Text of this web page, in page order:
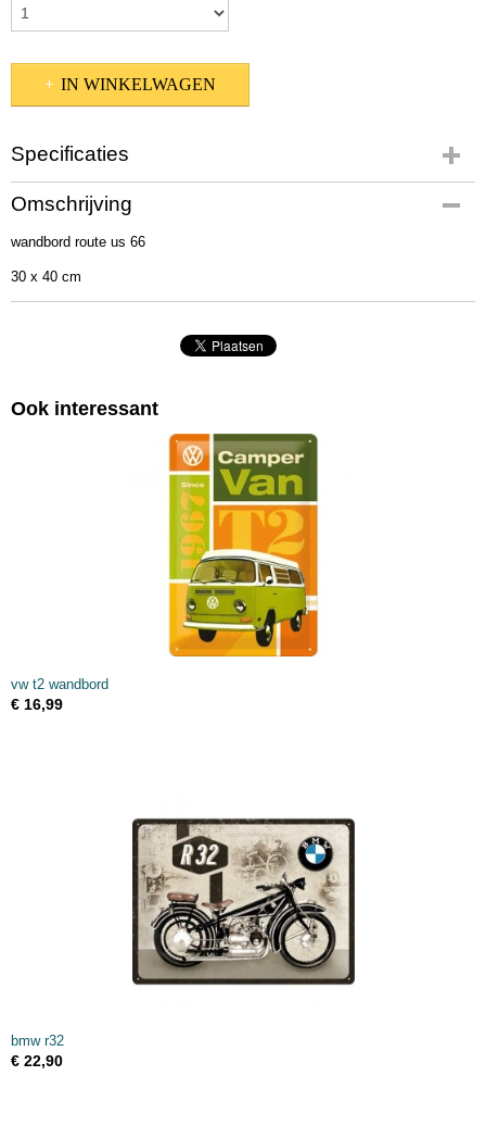
IN WINKELWAGEN
Specificaties
Productcode
23123
EAN code
Omschrijving
wandbord route us 66
30 x 40 cm
Ook interessant
vw t2 wandbord
€ 16,99
bmw r32
€ 22,90